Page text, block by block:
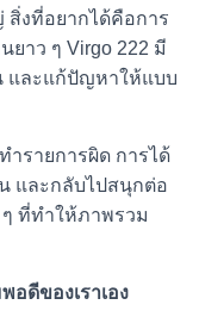
สิ่งที่อยากได้คือการ
ยาว ๆ Virgo 222 มี
และแก้ปัญหาให้แบบ
ำรายการผิด การได้
และกลับไปสนุกต่อ
ๆ ที่ทำให้ภาพรวม
อดีของเราเอง